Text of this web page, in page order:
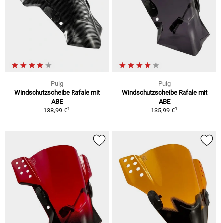
Puig
Windschutzscheibe Rafale mit
ABE
138,99 €1
Puig
Windschutzscheibe Rafale mit
ABE
135,99 €1